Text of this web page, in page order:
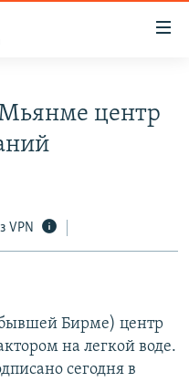
Мьянме центр
VPN
Бирме) центр
на легкой воде.
сегодня в